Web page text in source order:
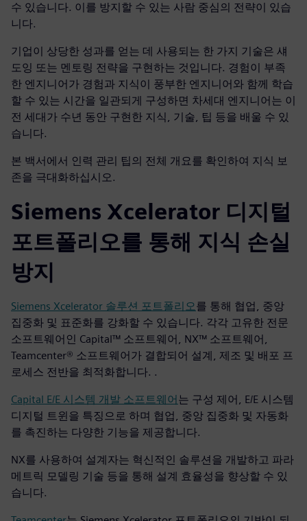
수 있습니다. 이를 방지할 수 있는 사람 중심의 전략이 있습
니다.
기업이 상당한 성과를 얻는 데 사용되는 한 가지 기술은 섀
도잉 또는 멘토링 전략을 구현하는 것입니다. 경험이 부족
한 엔지니어가 경험과 지식이 풍부한 엔지니어와 함께 학습
할 수 있는 시간을 일관되게 구성하면 차세대 엔지니어는 이
전 세대가 수년 동안 구현한 지식, 기술, 팁 등을 배울 수 있
습니다.
본 백서에서 인력 관리 팁의 전체 개요를 확인하여 지식 보
존을 극대화하십시오.
Siemens Xcelerator 디지털
포트폴리오를 통해 지식 손실
방지
Siemens Xcelerator 솔루션 포트폴리오를 통해 협업, 중앙
집중화 및 표준화를 강화할 수 있습니다. 각각 고유한 전문
소프트웨어인 Capital™ 소프트웨어, NX™ 소프트웨어,
Teamcenter® 소프트웨어가 결합되어 설계, 제조 및 배포 프
로세스 전반을 최적화합니다. .
Capital E/E 시스템 개발 소프트웨어는 구성 제어, E/E 시스템
디지털 트윈을 특징으로 하며 협업, 중앙 집중화 및 자동화
를 촉진하는 다양한 기능을 제공합니다.
NX를 사용하여 설계자는 혁신적인 솔루션을 개발하고 파라
메트릭 모델링 기술 등을 통해 설계 효율성을 향상할 수 있
습니다.